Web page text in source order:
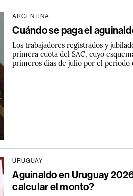
ARGENTINA
Cuándo se paga el
Los trabajadores registrados y
primera cuota del SAC, cuyo
primeros días de julio por el período
URUGUAY
Aguinaldo en Uruguay
calcular el monto?